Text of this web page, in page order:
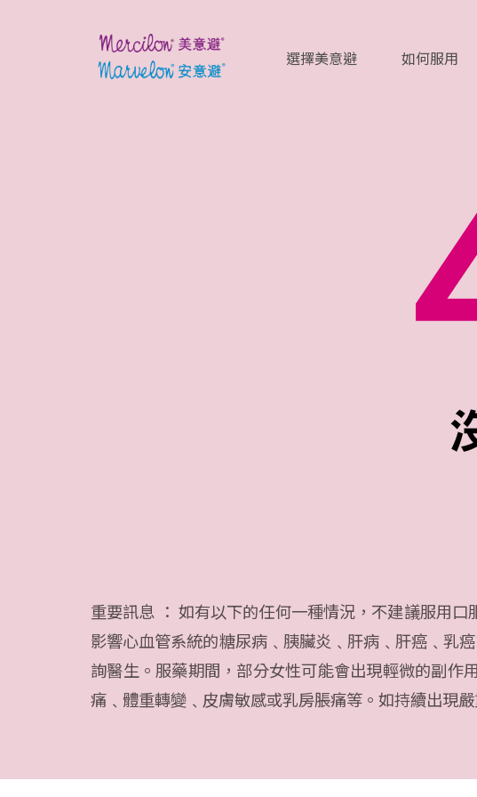
選擇美意避 如何服用
重要訊息 ： 如有以下的任何一種情況，不建議服用
影響心血管系統的糖尿病﹑胰臟炎﹑肝病﹑肝癌﹑乳
詢醫生。服藥期間，部分女性可能會出現輕微的副作
痛﹑體重轉變﹑皮膚敏感或乳房脹痛等。如持續出現